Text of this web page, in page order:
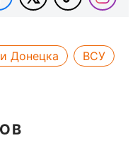
Донецка
ВСУ